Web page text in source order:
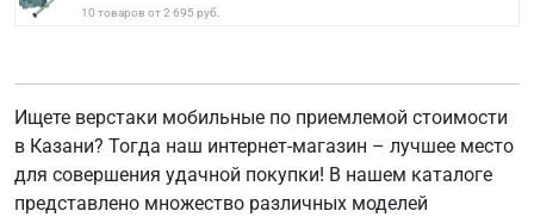
10 товаров от 2 695 руб.
Ищете верстаки мобильные по приемлемой стоимости
в Казани? Тогда наш интернет-магазин – лучшее место
для совершения удачной покупки! В нашем каталоге
представлено множество различных моделей